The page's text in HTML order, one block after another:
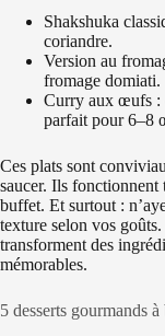
Shakshuka
coriandre.
Version au
fromage domiati.
Curry aux œufs :
parfait pour 6–8
Ces plats sont
saucer. Ils
buffet. Et surtout :
texture selon vos
transforment des
mémorables.
5 desserts gourmands